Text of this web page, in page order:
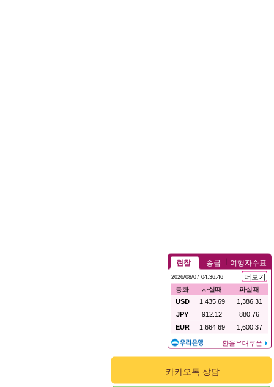
카카오톡 상담